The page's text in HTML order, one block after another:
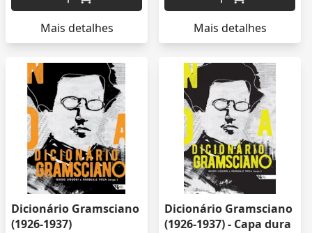
Mais detalhes Mais detalhes
Dicionário Gramsciano
(1926-1937)
Dicionário Gramsciano
(1926-1937) - Capa dura